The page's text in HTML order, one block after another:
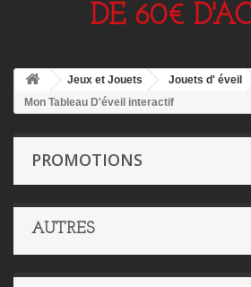
DE 60€
Jeux et Jouets Jouets d' éveil
Mon Tableau D'éveil interactif
PROMOTIONS
AUTRES